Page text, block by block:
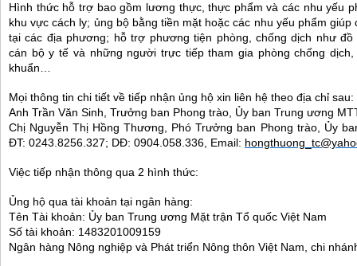
Hình thức hỗ trợ bao gồm lương thực, thực phẩm và các nhu yếu
khu vực cách ly; ủng bộ bằng tiền mặt hoặc các nhu yếu phẩm
tại các địa phương; hỗ trợ phương tiện phòng, chống dịch như
cán bộ y tế và những người trực tiếp tham gia phòng chống
khuẩn…
Mọi thông tin chi tiết về tiếp nhận ủng hộ xin liên hệ theo địa chỉ sau:
Anh Trần Văn Sinh, Trưởng ban Phong trào, Ủy ban Trung ương
Chị Nguyễn Thị Hồng Thương, Phó Trưởng ban Phong trào, Ủy
ĐT: 0243.8256.327; DĐ: 0904.058.336, Email:
Việc tiếp nhận thông qua 2 hình thức:
Ủng hộ qua tài khoản tại ngân hàng:
Tên Tài khoản: Ủy ban Trung ương Mặt trận Tổ quốc Việt Nam
Số tài khoản: 1483201009159
Ngân hàng Nông nghiệp và Phát triển Nông thôn Việt Nam, chi